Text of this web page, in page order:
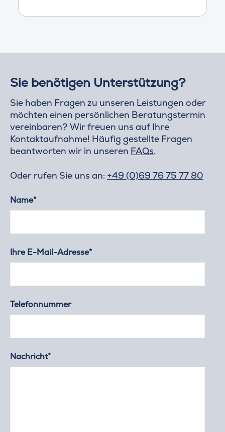
Sie benötigen Unterstützung?
Sie haben Fragen zu unseren Leistungen oder
möchten einen persönlichen Beratungstermin
vereinbaren? Wir freuen uns auf Ihre
Kontaktaufnahme! Häufig gestellte Fragen
beantworten wir in unseren FAQs.
Oder rufen Sie uns an: +49 (0)69 76 75 77 80
Name*
Ihre E-Mail-Adresse*
Telefonnummer
Nachricht*